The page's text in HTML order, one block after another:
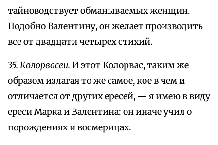
тайноводствует обманываемых женщин.
Подобно Валентину, он желает производить
все от двадцати четырех стихий.
35. Колорвасеи. И этот Колорвас, таким же
образом излагая то же самое, кое в чем и
отличается от других ересей, — я имею в виду
ереси Марка и Валентина: он иначе учил о
порождениях и восмерицах.